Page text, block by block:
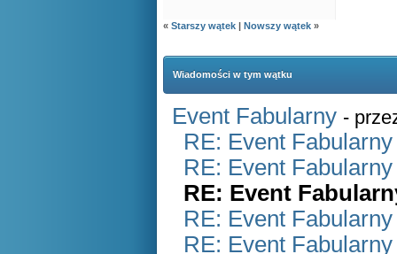
« Starszy wątek | Nowszy wątek »
Wiadomości w tym wątku
Event Fabularny -
RE: Event Fabularny
RE: Event Fabularny
RE: Event
RE: Event Fabularny
RE: Event Fabularny